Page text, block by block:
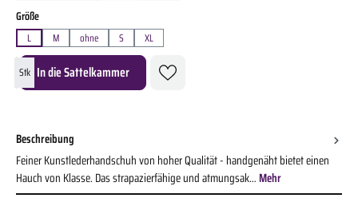
Größeauswählen
L M ohne S XL
Produkt Anzahl: Gib den gewünschten Wert ein oder benutze die Schaltflächen um die
Stk In die Sattelkammer
Beschreibung
Feiner Kunstlederhandschuh von hoher Qualität - handgenäht bietet einen
Hauch von Klasse. Das strapazierfähige und atmungsak…Mehr